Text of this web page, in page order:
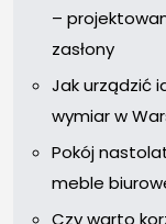
–
zasłony
Jak urządzić
wymiar w
Pokój
meble
Czy warto